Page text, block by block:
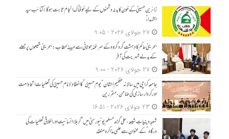
زائرینِ حسینی کے خون کا بدلہ دشمنوں کے لیے خوفناک انجام ثابت ہوگا: کتائب سید
الشہداءؑ
27 جولای 2026 - 9:05
بحرینی حاکم کا دہشت گرد گروہ کے سرغنہ جولانی سے مبینہ خطاب: بحرینی شیعوں پر حملے
کے بدلے شہریت کی آفر
27 جولای 2026 - 9:00
جامعہ کراچی میں سالانہ عظیم الشان “یومِ حسینؑ” کا انعقاد/امام حسینؑ کی تعلیمات اتحادِ امت
اور کردار سازی کی ضامن، مقررین
23 جولای 2026 - 16:51
شعبۂ دینیاتِ شیعہ، علی گڑھ مسلم یونیورسٹی میں “کربلا؛ انسانیت اور اخلاقی تعلیمات کی
درگاہ” کے عنوان سے علمی مذاکرہ منعقد